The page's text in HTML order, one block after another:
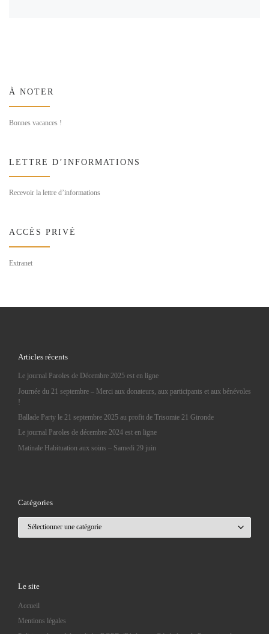
À NOTER
Bonnes vacances !
LETTRE D’INFORMATIONS
Recevoir la lettre d’informations
ACCÈS PRIVÉ
Extranet
Articles récents
Le journal Paroles de Décembre 2025 est en ligne
Journée du 21 septembre – Merci aux donateurs, aux participants et aux bénévoles
!
Ballade Party le 21 septembre 2025 au profit de Trisomie 21 Gironde
Le journal Paroles de décembre 2024 est en ligne
Matinale Habituation aux soins – Samedi 29 juin
Catégories
Le site
Accueil
Mentions légales